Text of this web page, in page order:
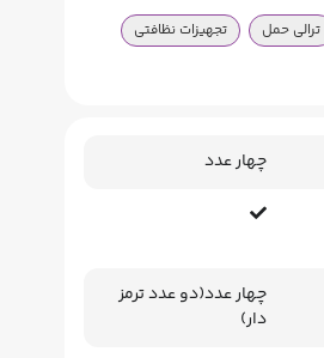
ترالی حمل تجهیزات نظافتی
چهار عدد
چهار عدد(دو عدد ترمز
دار)